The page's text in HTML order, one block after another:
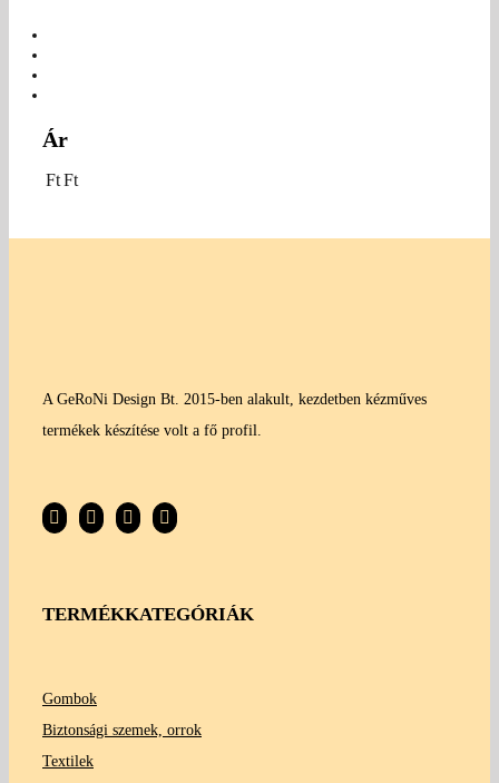
Ár
FtFt
A GeRoNi Design Bt. 2015-ben alakult, kezdetben kézműves
termékek készítése volt a fő profil.
TERMÉKKATEGÓRIÁK
Gombok
Biztonsági szemek, orrok
Textilek